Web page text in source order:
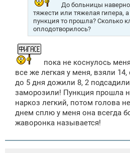
До больницы
тяжести или тяжелая гипера,
пункция то прошла? Сколько
оплодотворилось?
пока не коснулось
все же легкая у меня, взяли
до 5 дня дожили 8, 2 подсадили
заморозили! Пункция прошла
наркоз легкий, потом голова
днем сплю у меня она всегда
жаворонка называется!